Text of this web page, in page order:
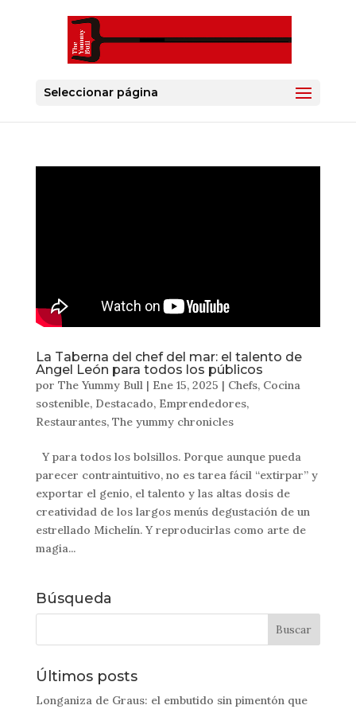
Seleccionar página
La Taberna del chef del mar: el talento de
Angel León para todos los públicos
por The Yummy Bull| Ene 15, 2025 | Chefs, Cocina
sostenible, Destacado, Emprendedores,
Restaurantes, The yummy chronicles
Y para todos los bolsillos. Porque aunque pueda
parecer contraintuitivo, no es tarea fácil “extirpar” y
exportar el genio, el talento y las altas dosis de
creatividad de los largos menús degustación de un
estrellado Michelín. Y reproducirlas como arte de
magia...
Búsqueda
Últimos posts
Longaniza de Graus: el embutido sin pimentón que